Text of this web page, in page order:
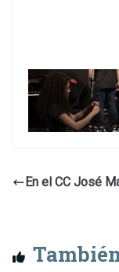
En el CC José